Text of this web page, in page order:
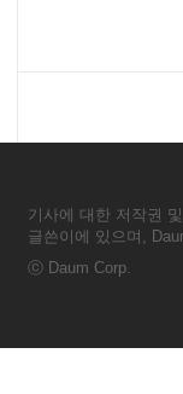
기사에 대한 저작권
글쓴이에 있으며,
ⓒ Daum Corp.